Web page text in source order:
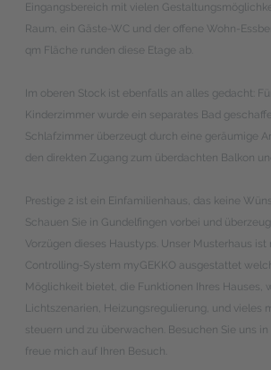
Eingangsbereich mit vielen
Raum, ein Gäste-WC und der offene Wohn-
qm Fläche runden diese Etage ab.
Im oberen Stock ist ebenfalls an alles gedacht:
Kinderzimmer wurde ein separates Bad
Schlafzimmer überzeugt durch eine geräumige
den direkten Zugang zum überdachten Balkon
Prestige 2 ist ein Einfamilienhaus, das keine
Schauen Sie in Gundelfingen vorbei und
Vorzügen dieses Haustyps. Unser Musterhaus ist
Controlling-System myGEKKO ausgestattet
Möglichkeit bietet, die Funktionen Ihres Hauses,
Lichtszenarien, Heizungsregulierung, und vieles
steuern und zu überwachen. Besuchen Sie uns
freue mich auf Ihren Besuch.